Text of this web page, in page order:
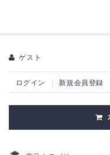
ゲスト
ログイン 新規会員登録